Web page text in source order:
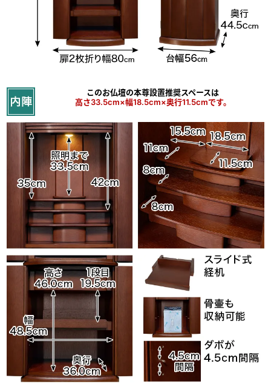
どんなお部屋にもすっと溶け込みます。
洋室はもちろん、
和室にも違和感なく設置できます。
自然な色合いのダーク
まるでお洒落な家具のように、
和室洋室問わずに馴染むモダンなデザインです。
曲線を使った柔らかいフォルムで
お部屋を優しく彩ります。
美しい木目と優しい色合いのダークは
どんなお部屋にもスッと溶け込みます。
立体的な欄間
このお仏壇の本尊設置推奨スペースは
高さ33.5cm×幅18.5cm×奥行11.5cmです。